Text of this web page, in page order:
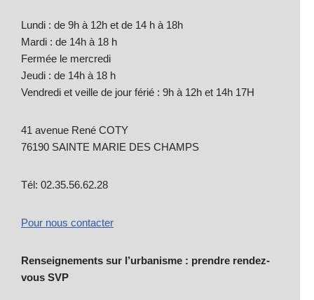
Lundi : de 9h à 12h et de 14 h à 18h
Mardi : de 14h à 18 h
Fermée le mercredi
Jeudi : de 14h à 18 h
Vendredi et veille de jour férié : 9h à 12h et 14h 17H
41 avenue René COTY
76190 SAINTE MARIE DES CHAMPS
Tél: 02.35.56.62.28
Pour nous contacter
Renseignements sur l’urbanisme : prendre rendez-
vous SVP